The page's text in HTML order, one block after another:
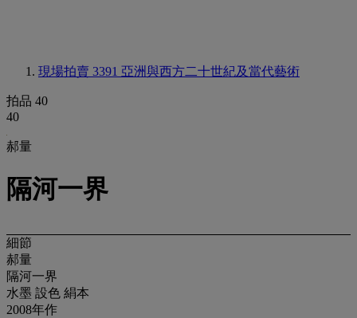
現場拍賣 3391 亞洲與西方二十世紀及當代藝術
拍品 40
40
郝量
隔河一界
細節
郝量
隔河一界
水墨 設色 絹本
2008年作